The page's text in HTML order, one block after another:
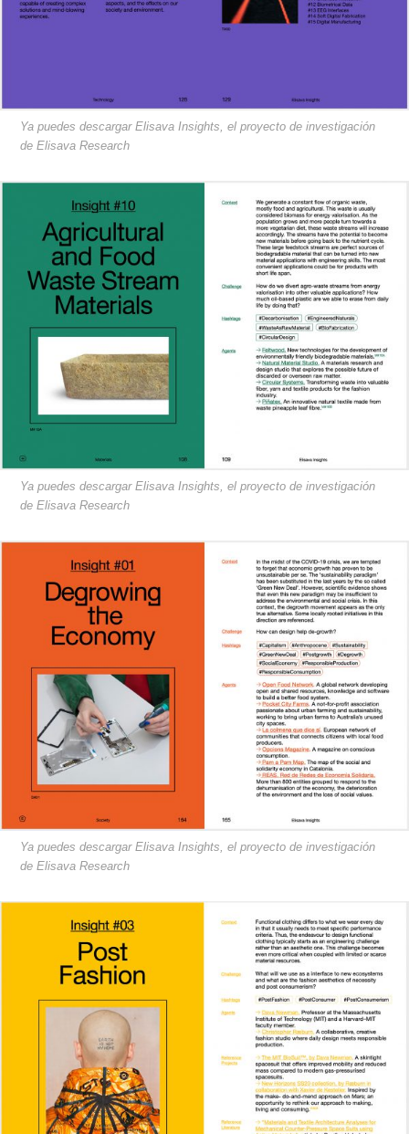
Ya puedes descargar Elisava Insights, el proyecto de investigación
de Elisava Research
Ya puedes descargar Elisava Insights, el proyecto de investigación
de Elisava Research
Ya puedes descargar Elisava Insights, el proyecto de investigación
de Elisava Research